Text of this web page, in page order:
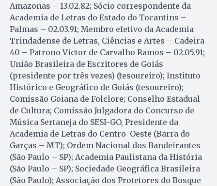
Amazonas – 13.02.82; Sócio correspondente da
Academia de Letras do Estado do Tocantins –
Palmas – 02.03.91; Membro efetivo da Academia
Trindadense de Letras, Ciências e Artes – Cadeira
40 – Patrono Victor de Carvalho Ramos – 02.05.91;
União Brasileira de Escritores de Goiás
(presidente por três vezes) (tesoureiro); Instituto
Histórico e Geográfico de Goiás (tesoureiro);
Comissão Goiana de Folclore; Conselho Estadual
de Cultura; Comissão Julgadora do Concurso de
Música Sertaneja do SESI-GO, Presidente da
Academia de Letras do Centro-Oeste (Barra do
Garças – MT); Ordem Nacional dos Bandeirantes
(São Paulo – SP); Academia Paulistana da História
(São Paulo – SP); Sociedade Geográfica Brasileira
(São Paulo); Associação dos Protetores do Bosque